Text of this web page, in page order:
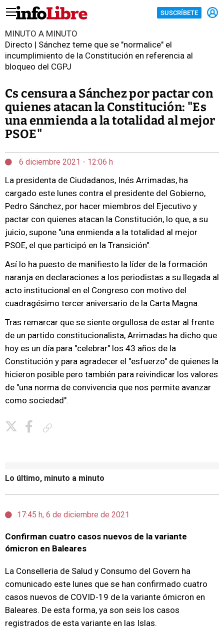
SUSCRÍBETE
MINUTO A MINUTO
Directo | Sánchez teme que se "normalice" el
incumplimiento de la Constitución en referencia al
bloqueo del CGPJ
Cs censura a Sánchez por pactar con
quienes atacan la Constitución: "Es
una enmienda a la totalidad al mejor
PSOE"
6 diciembre 2021 - 12:06 h
La presidenta de Ciudadanos, Inés Arrimadas, ha
cargado este lunes contra el presidente del Gobierno,
Pedro Sánchez, por hacer miembros del Ejecutivo y
pactar con quienes atacan la Constitución, lo que, a su
juicio, supone "una enmienda a la totalidad al mejor
PSOE, el que participó en la Transición".
Así lo ha puesto de manifiesto la líder de la formación
naranja en declaraciones a los periodistas a su llegada al
acto institucional en el Congreso con motivo del
cuadragésimo tercer aniversario de la Carta Magna.
Tras remarcar que se siente orgullosa de estar al frente
de un partido constitucionalista, Arrimadas ha dicho que
hoy es un día para "celebrar" los 43 años de la
Constitución y para agradecer el "esfuerzo" de quienes la
hicieron posible pero también para reivindicar los valores
de "una norma de convivencia que nos permite avanzar
como sociedad".
Lo último, minuto a minuto
17:45 h, 6 de diciembre de 2021
Confirman cuatro casos nuevos de la variante
ómicron en Baleares
La Conselleria de Salud y Consumo del Govern ha
comunicado este lunes que se han confirmado cuatro
casos nuevos de COVID-19 de la variante ómicron en
Baleares. De esta forma, ya son seis los casos
registrados de esta variante en las Islas.